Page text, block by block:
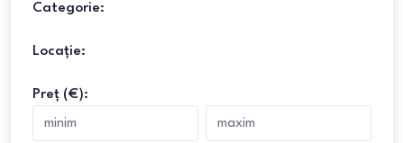
Categorie:
Locație:
Preț (€):